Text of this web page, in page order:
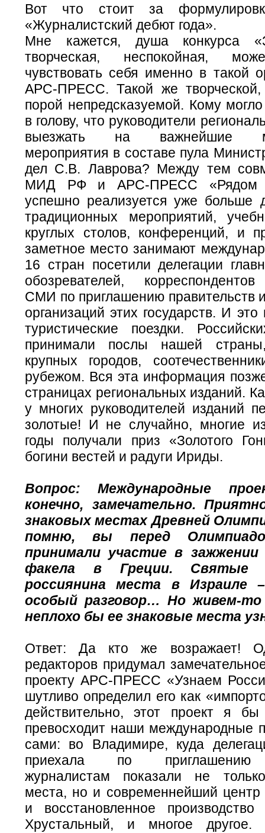
Вот что стоит за
«Журналистский дебют года».
Мне кажется, душа конкурса
творческая, неспокойная,
чувствовать себя именно в такой
АРС-ПРЕСС. Такой же творческой,
порой непредсказуемой. Кому
в голову, что руководители
выезжать на важнейшие
мероприятия в составе пула
дел С.В. Лаврова? Между тем
МИД РФ и АРС-ПРЕСС «Рядом
успешно реализуется уже больше
традиционных мероприятий,
круглых столов, конференций, и
заметное место занимают
16 стран посетили делегации
обозревателей,
СМИ по приглашению правительств
организаций этих государств. И
туристические поездки.
принимали послы нашей страны,
крупных городов,
рубежом. Вся эта информация
страницах региональных изданий.
у многих руководителей изданий
золотые! И не случайно, многие
годы получали приз «Золотого
богини вестей и радуги Ириды.
Вопрос: Международные
конечно, замечательно.
знаковых местах Древней
помню, вы перед
принимали участие в зажжении
факела в Греции. Святые
россиянина места в Израиле
особый разговор… Но живем-
неплохо бы ее знаковые места
Ответ: Да кто же возражает!
редакторов придумал
проекту АРС-ПРЕСС «Узнаем
шутливо определил его как
действительно, этот проект я
превосходит наши международные
сами: во Владимире, куда
приехала по приглашению
журналистам показали не
места, но и современнейший
и восстановленное
Хрустальный, и многое